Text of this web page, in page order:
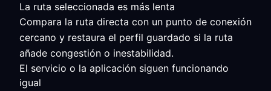
La ruta seleccionada es más lenta
Compara la ruta directa con un punto de conexión
cercano y restaura el perfil guardado si la ruta
añade congestión o inestabilidad.
El servicio o la aplicación siguen funcionando
igual